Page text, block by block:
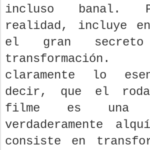
incluso banal.
realidad, incluye
el gran
claramente lo
decir, que el
filme es una
verdaderamente
consiste en